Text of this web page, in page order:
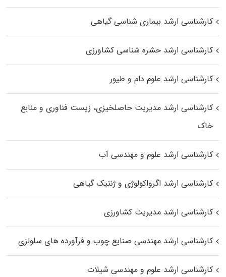
کارشناسی ارشد بیماری‌ شناسی گیاهی
کارشناسی ارشد حشره‌ شناسی کشاورزی
کارشناسی ارشد علوم دام و طیور
کارشناسی ارشد مدیریت حاصلخیزی، زیست فناوری و منابع
خاک
کارشناسی ارشد علوم و مهندسی آب
کارشناسی ارشد اگرواکولوژی و ژنتیک گیاهی
کارشناسی ارشد مدیریت کشاورزی
کارشناسی ارشد مهندسی صنایع چوب و فرآورده‌ های سلولزی
کارشناسی ارشد علوم و مهندسی شیلات